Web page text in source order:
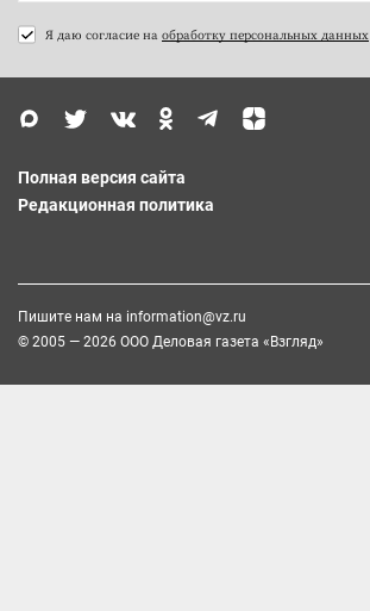
Я даю согласие на обработку персональных данных
Полная версия сайта
Редакционная политика
Пишите нам на information@vz.ru
© 2005 — 2026 ООО Деловая газета «Взгляд»